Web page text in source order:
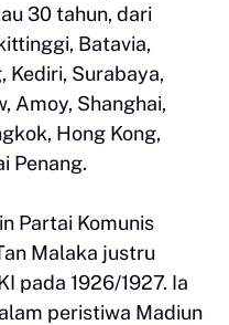
30 tahun, dari
Batavia,
Kediri, Surabaya,
Amoy, Shanghai,
Hong Kong,
Penang.
Partai Komunis
Malaka justru
pada 1926/1927. Ia
peristiwa Madiun